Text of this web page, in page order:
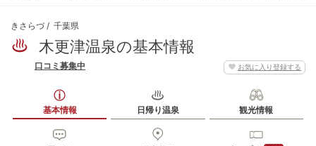
きさらづ 千葉県
木更津温泉の基本情報
お気に入り登録する
口コミ募集中
基本情報 日帰り温泉 観光情報